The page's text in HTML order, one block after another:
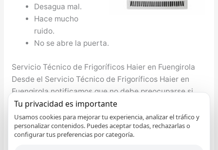
Desagua mal.
Hace mucho
ruido.
No se abre la puerta.
Servicio Técnico de Frigoríficos Haier en Fuengirola
Desde el Servicio Técnico de Frigoríficos Haier en
Fuengirola notificamos que no debe preocuparse si
tiene algún problema con su nevera Haier, el torno de
la nevera no funciona, le falta gas al compresor, no
enfría adecuadamente, etc. cualquier inconveniente lo
solucionamos. Nuestro bienestar y el de nuestro seres
Tu privacidad es importante
Usamos cookies para mejorar tu experiencia, analizar el tráfico y
personalizar contenidos. Puedes aceptar todas, rechazarlas o
configurar tus preferencias por categoría.